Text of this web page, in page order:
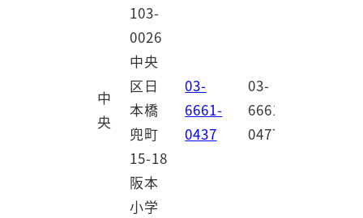
中
央
103-
0026
中央
区日
本橋
兜町
15-18
阪本
小学
03-
6661-
0437
03-
6661-
0477